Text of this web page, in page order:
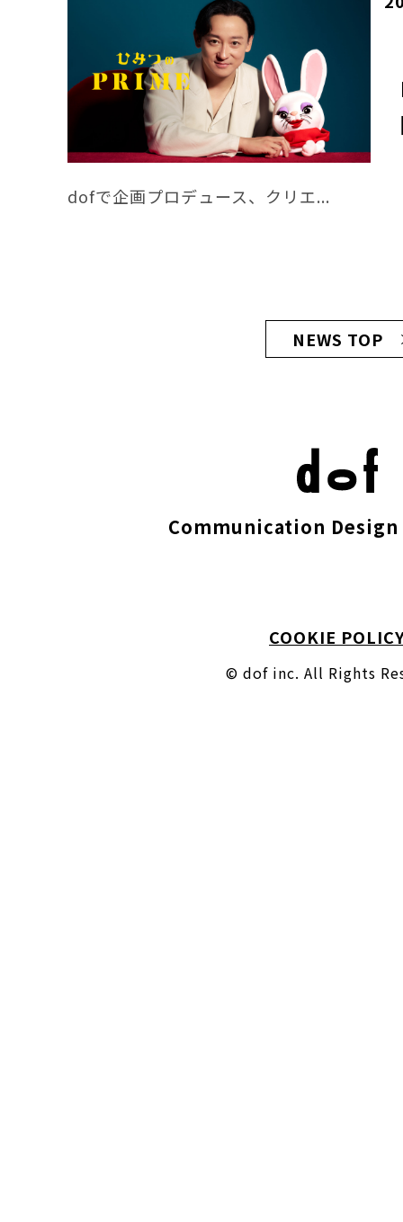
dofで企画プロデュース、クリエ...
NEWS TOP
Communication Design
COOKIE
© dof inc. All Rights